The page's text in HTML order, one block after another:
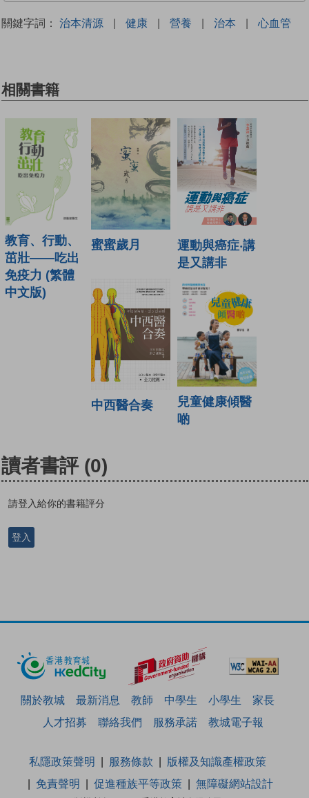
關鍵字詞： 治本清源 | 健康 | 營養 | 治本 | 心血管
相關書籍
教育、行動、
茁壯——吃出
免疫力 (繁體
中文版)
蜜蜜歲月
運動與癌症‧講
是又講非
中西醫合奏
兒童健康傾醫
啲
讀者書評 (0)
請登入給你的書籍評分
登入
關於教城 最新消息 教師 中學生 小學生
家長
人才招募
聯絡我們 服務承諾 教城電子報
私隱政策聲明 服務條款
版權及知識產權政策
免責聲明
促進種族平等政策 無障礙網站設計